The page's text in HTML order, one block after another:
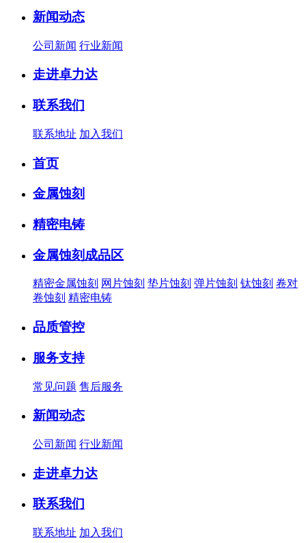
新闻动态
公司新闻 行业新闻
走进卓力达
联系我们
联系地址 加入我们
首页
金属蚀刻
精密电铸
金属蚀刻成品区
精密金属蚀刻 网片蚀刻 垫片蚀刻 弹片蚀刻 钛蚀刻 卷对
卷蚀刻 精密电铸
品质管控
服务支持
常见问题 售后服务
新闻动态
公司新闻 行业新闻
走进卓力达
联系我们
联系地址 加入我们